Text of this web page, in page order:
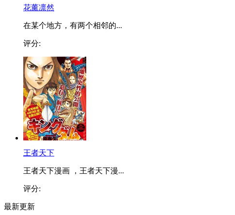
花薰凛然
在某个地方，有两个相邻的...
评分:
王者天下
王者天下漫画 ，王者天下漫...
评分:
最新更新